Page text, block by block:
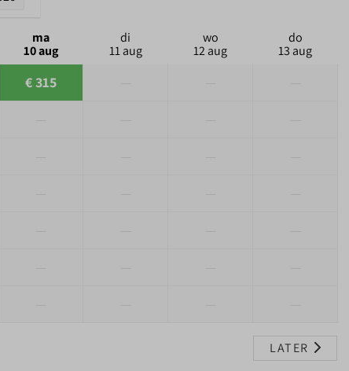
ma
10 aug
di
11 aug
wo
12 aug
do
13 aug
€ 315
LATER